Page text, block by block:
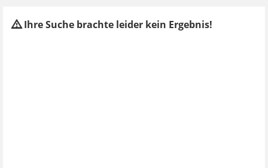
Ihre Suche brachte leider kein Ergebnis!